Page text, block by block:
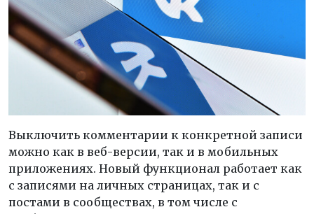
Выключить комментарии к конкретной записи
можно как в веб-версии, так и в мобильных
приложениях. Новый функционал работает как
с записями на личных страницах, так и с
постами в сообществах, в том числе с